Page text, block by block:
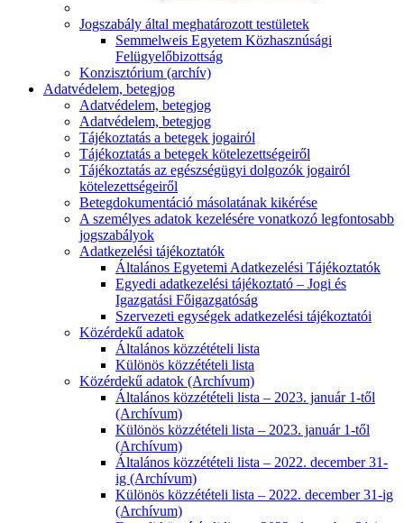
Jogszabály által meghatározott testületek
Semmelweis Egyetem Közhasznúsági
Felügyelőbizottság
Konzisztórium (archív)
Adatvédelem, betegjog
Adatvédelem, betegjog
Adatvédelem, betegjog
Tájékoztatás a betegek jogairól
Tájékoztatás a betegek kötelezettségeiről
Tájékoztatás az egészségügyi dolgozók jogairól
kötelezettségeiről
Betegdokumentáció másolatának kikérése
A személyes adatok kezelésére vonatkozó legfontosabb
jogszabályok
Adatkezelési tájékoztatók
Általános Egyetemi Adatkezelési Tájékoztatók
Egyedi adatkezelési tájékoztató – Jogi és
Igazgatási Főigazgatóság
Szervezeti egységek adatkezelési tájékoztatói
Közérdekű adatok
Általános közzétételi lista
Különös közzétételi lista
Közérdekű adatok (Archívum)
Általános közzétételi lista – 2023. január 1-től
(Archívum)
Különös közzétételi lista – 2023. január 1-től
(Archívum)
Általános közzétételi lista – 2022. december 31-
ig (Archívum)
Különös közzétételi lista – 2022. december 31-ig
(Archívum)